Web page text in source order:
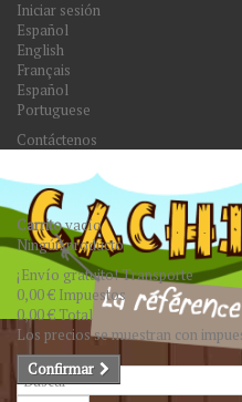
Iniciar sesión
Español
English
Français
Español
Portuguese
Contáctenos
Carritovacío
Ningún producto
¡Envío gratuito!Transporte
0,00 € Impuestos
0,00 €Total
Los precios se muestran con
Confirmar